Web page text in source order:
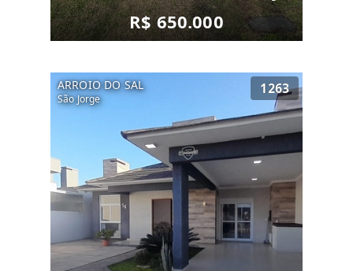
R$ 650.000
ARROIO DO SAL
São Jorge
1263